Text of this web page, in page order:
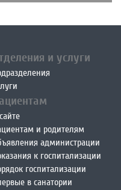
и услуги
и родителям
администрации
к госпитализации
госпитализации
в санатории